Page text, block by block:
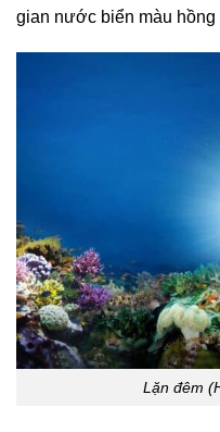
gian nước biển màu
Lặn đêm